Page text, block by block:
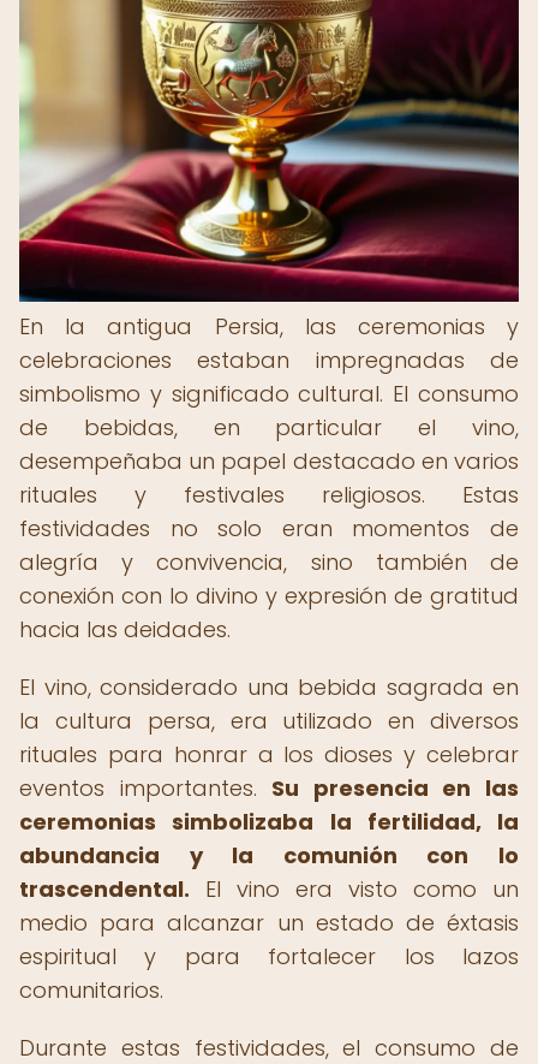
En la antigua Persia, las ceremonias y
celebraciones estaban impregnadas de
simbolismo y significado cultural. El consumo
de bebidas, en particular el vino,
desempeñaba un papel destacado en varios
rituales y festivales religiosos. Estas
festividades no solo eran momentos de
alegría y convivencia, sino también de
conexión con lo divino y expresión de gratitud
hacia las deidades.
El vino, considerado una bebida sagrada en
la cultura persa, era utilizado en diversos
rituales para honrar a los dioses y celebrar
eventos importantes. Su presencia en las
ceremonias simbolizaba la fertilidad, la
abundancia y la comunión con lo
trascendental. El vino era visto como un
medio para alcanzar un estado de éxtasis
espiritual y para fortalecer los lazos
comunitarios.
Durante estas festividades, el consumo de